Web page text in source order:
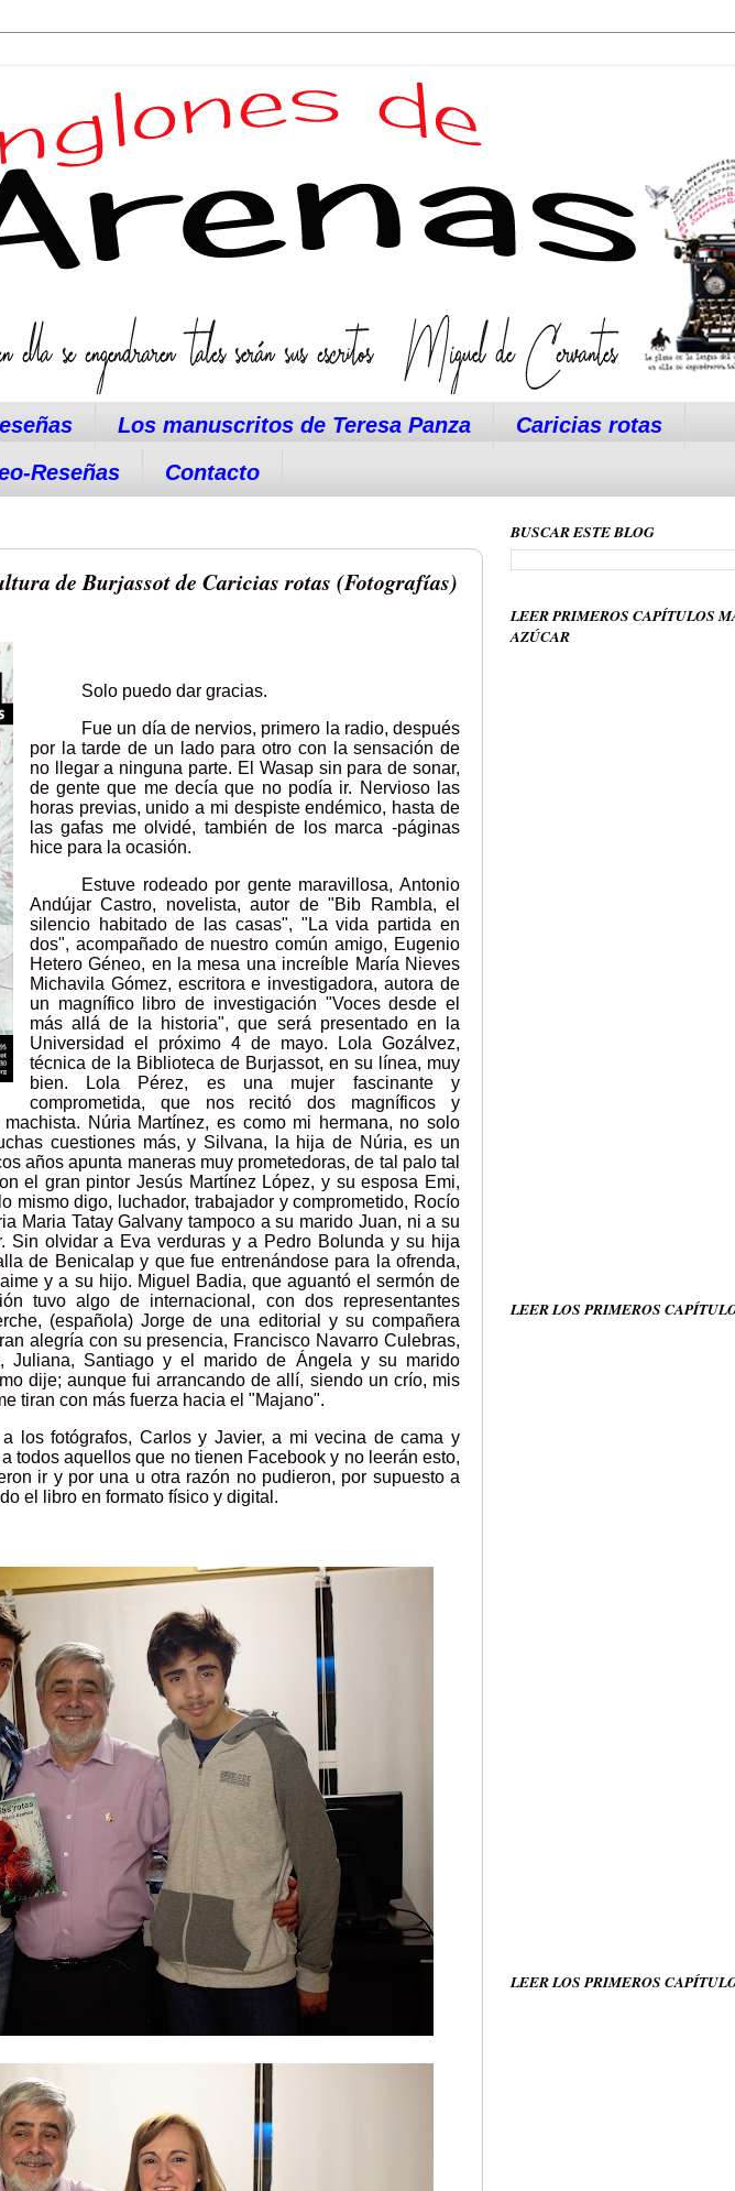
Los manuscritos de Teresa Panza
Caricias rotas
Reseñas Contacto
de Burjassot de Caricias rotas (Fotografías)
Solo puedo dar gracias.
Fue un día de nervios, primero la radio, después
por la tarde de un lado para otro con la sensación de
no llegar a ninguna parte. El Wasap sin para de sonar,
de gente que me decía que no podía ir. Nervioso las
horas previas, unido a mi despiste endémico, hasta de
las gafas me olvidé, también de los marca -páginas
hice para la ocasión.
Estuve rodeado por gente maravillosa, Antonio
Andújar Castro, novelista, autor de "Bib Rambla, el
silencio habitado de las casas", "La vida partida en
dos", acompañado de nuestro común amigo, Eugenio
Hetero Géneo, en la mesa una increíble María Nieves
Michavila Gómez, escritora e investigadora, autora de
un magnífico libro de investigación "Voces desde el
más allá de la historia", que será presentado en la
Universidad el próximo 4 de mayo. Lola Gozálvez,
técnica de la Biblioteca de Burjassot, en su línea, muy
bien. Lola Pérez, es una mujer fascinante y
comprometida, que nos recitó dos magníficos y
Núria Martínez, es como mi hermana, no solo
cuestiones más, y Silvana, la hija de Núria, es un
años apunta maneras muy prometedoras, de tal palo tal
el gran pintor Jesús Martínez López, y su esposa Emi,
mismo digo, luchador, trabajador y comprometido, Rocío
Maria Tatay Galvany tampoco a su marido Juan, ni a su
Sin olvidar a Eva verduras y a Pedro Bolunda y su hija
de Benicalap y que fue entrenándose para la ofrenda,
y a su hijo. Miguel Badia, que aguantó el sermón de
tuvo algo de internacional, con dos representantes
(española) Jorge de una editorial y su compañera
alegría con su presencia, Francisco Navarro Culebras,
Juliana, Santiago y el marido de Ángela y su marido
dije; aunque fui arrancando de allí, siendo un crío, mis
tiran con más fuerza hacia el "Majano".
los fotógrafos, Carlos y Javier, a mi vecina de cama y
todos aquellos que no tienen Facebook y no leerán esto,
ir y por una u otra razón no pudieron, por supuesto a
el libro en formato físico y digital.
BUSCAR ESTE BLOG
LEER PRIMEROS CAPÍTULOS
AZÚCAR
LEER LOS PRIMEROS
LEER LOS PRIMEROS